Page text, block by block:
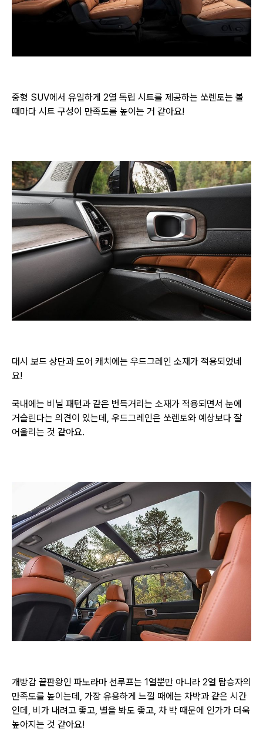
중형 SUV에서 유일하게 2열 독립 시트를 제공하는 쏘렌토는 볼
때마다 시트 구성이 만족도를 높이는 거 같아요!
대시 보드 상단과 도어 캐치에는 우드그레인 소재가 적용되었네
요!
국내에는 비닐 패턴과 같은 번득거리는 소재가 적용되면서 눈에
거슬린다는 의견이 있는데, 우드그레인은 쏘렌토와 예상보다 잘
어울리는 것 같아요.
개방감 끝판왕인 파노라마 선루프는 1열뿐만 아니라 2열 탑승자의
만족도를 높이는데, 가장 유용하게 느낄 때에는 차박과 같은 시간
인데, 비가 내려고 좋고, 별을 봐도 좋고, 차 박 때문에 인가가 더욱
높아지는 것 같아요!